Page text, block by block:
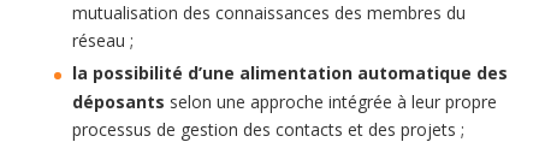
mutualisation des connaissances des membres du
réseau ;
la possibilité d’une alimentation automatique des
déposants selon une approche intégrée à leur propre
processus de gestion des contacts et des projets ;